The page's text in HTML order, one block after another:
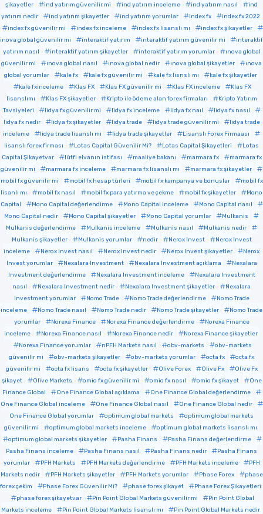
şikayetler
ind yatırım güvenilir mi ind yatırım inceleme ind yatırım nasıl
ind
yatırım nedir
ind yatırım şikayetler ind yatırım yorumlar index fx
index fx 2022
index fx güvenilir mi
index fx inceleme index fx lisanslı mı
index fx şikayetler
inova global güvenilir mi
interaktif yatırım interaktif yatırım güvenilir mi
interaktif
yatırım nasıl
interaktif yatırım şikayetler interaktif yatırım yorumlar
ınova global
güvenilir mi
ınova global nasıl ınova global nedir ınova global şikayetler
ınova
global yorumlar
kale fx kale fx güvenilir mi kale fx lisnslı mı
kale fx şikayetler
kale fxinceleme
Klas FX Klas FX güvenilir mi Klas FX inceleme
Klas FX
lisanslımı
Klas FX şikayetler Kripto ile ödeme alan forex firmaları
Kripto Yatırım
Tavsiyeleri
lidya fx güvenilir mi lidya fx inceleme lidya fx naıl
lidya fx nasıl
lidya fx nedir
lidya fx şikayetler lidya trade lidya trade güvenilir mi
lidya trade
inceleme
lidya trade lisanslı mı lidya trade şikayetler
Lisanslı Forex Firmaası
lisanslı forex firması
Lotas Capital Güvenilir Mi? Lotas Capital Şikayetleri
Lotas
Capital Şikayetvar
lütfi elvanın istifası maaliye bakanı marmara fx
marmara fx
güvenilir mi
marmara fx inceleme marmara fx lisanslı mı
marmara fx şikayetler
mobil fx güvenilir mi
mobil fx hesap türleri mobil fx kampanya ve bonuslar
mobil fx
lisanlı mı
mobil fx nasıl mobil fx para yatırma ve çekme mobil fx şikayetler
Mono
Capital
Mono Capital değerlendirme Mono Capital inceleme
Mono Capital nasıl
Mono Capital nedir
Mono Capital şikayetler Mono Capital yorumlar
Mulkanis
Mulkanis değerlendirme
Mulkanis inceleme Mulkanis nasıl
Mulkanis nedir
Mulkanis şikayetler
Mulkanis yorumlar nedir Nerox Invest
Nerox Invest
inceleme
Nerox Invest nasıl Nerox Invest nedir Nerox Invest şikayetler
Nerox
Invest yorumlar
Nexalara Investment Nexalara Investment açıklama
Nexalara
Investment değerlendirme
Nexalara Investment inceleme
Nexalara Investment
nasıl
Nexalara Investment nedir Nexalara Investment şikayetler
Nexalara
Investment yorumlar
Nomo Trade Nomo Trade değerlendirme
Nomo Trade
inceleme
Nomo Trade nasıl Nomo Trade nedir Nomo Trade şikayetler
Nomo Trade
yorumlar
Norexa Finance Norexa Finance değerlendirme
Norexa Finance
inceleme
Norexa Finance nasıl Norexa Finance nedir
Norexa Finance şikayetler
Norexa Finance yorumlar
nPFH Markets nasıl obv-markets
obv-markets
güvenilir mi
obv-markets şikayetler obv-markets yorumlar octa fx
octa fx
güvenilir mi
octa fx lisans octa fx şikayetler Olive Forex Olive Fx
Olive Fx
şikayet
Olive Markets omio fx güvenilir mi omio fx nasıl omio fx şikayet
One
Finance Global
One Finance Global açıklama
One Finance Global değerlendirme
One Finance Global inceleme
One Finance Global nasıl
One Finance Global nedir
One Finance Global yorumlar
optimum global markets
optimum global markets
güvenilir mi
optimum global markets inceleme
optimum global markets lisanslı mı
optimum global markets şikayetler
Pasha Finans
Pasha Finans değerlendirme
Pasha Finans inceleme
Pasha Finans nasıl Pasha Finans nedir
Pasha Finans
yorumlar
PFH Markets PFH Markets değerlendirme PFH Markets inceleme
PFH
Markets nedir
PFH Markets şikayetler PFH Markets yorumlar Phase Forex
phase
forex çekim
Phase Forex Güvenilir Mi? phase forex şikayet
Phase Forex Şikayetleri
phase forex şikayetvar
Pin Point Global Markets güvenilir mi
Pin Point Global
Markets inceleme
Pin Point Global Markets lisanslı mı
Pin Point Global Markets nedir